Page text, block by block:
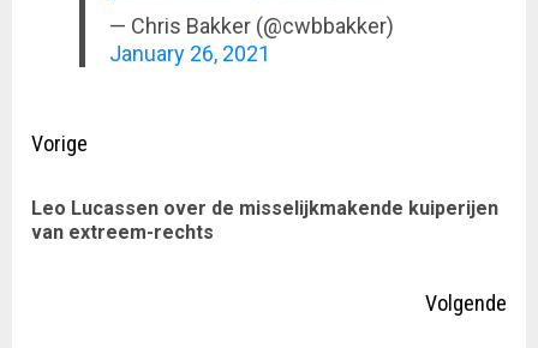
— Chris Bakker (@cwbbakker)
January 26, 2021
Doorgaan
lezen
Vorige
Leo Lucassen over de misselijkmakende kuiperijen
van extreem-rechts
Volgende